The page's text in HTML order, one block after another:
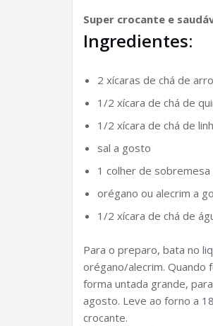
Super crocante e
Ingredientes:
2 xícaras de chá de
1/2 xícara de chá de
1/2 xícara de chá de
sal a gosto
1 colher de
orégano ou alecrim a
1/2 xícara de chá de
Para o preparo, bata no
orégano/alecrim. Quando
forma untada grande,
agosto. Leve ao forno a
crocante.